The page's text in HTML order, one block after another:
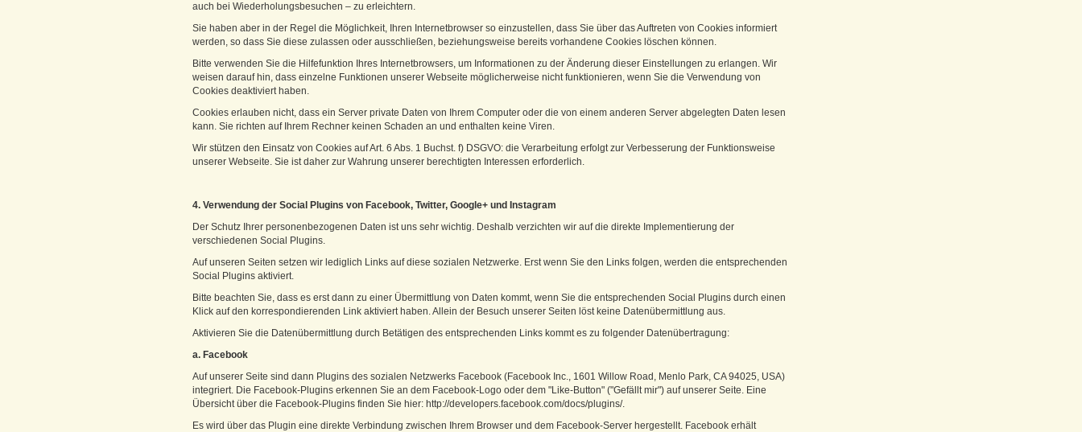
auch bei Wiederholungsbesuchen – zu erleichtern.
Sie haben aber in der Regel die Möglichkeit, Ihren Internetbrowser so einzustellen, dass Sie über das Auftreten von Cookies informiert
werden, so dass Sie diese zulassen oder ausschließen, beziehungsweise bereits vorhandene Cookies löschen können.
Bitte verwenden Sie die Hilfefunktion Ihres Internetbrowsers, um Informationen zu der Änderung dieser Einstellungen zu erlangen. Wir
weisen darauf hin, dass einzelne Funktionen unserer Webseite möglicherweise nicht funktionieren, wenn Sie die Verwendung von
Cookies deaktiviert haben.
Cookies erlauben nicht, dass ein Server private Daten von Ihrem Computer oder die von einem anderen Server abgelegten Daten lesen
kann. Sie richten auf Ihrem Rechner keinen Schaden an und enthalten keine Viren.
Wir stützen den Einsatz von Cookies auf Art. 6 Abs. 1 Buchst. f) DSGVO: die Verarbeitung erfolgt zur Verbesserung der Funktionsweise
unserer Webseite. Sie ist daher zur Wahrung unserer berechtigten Interessen erforderlich.
4. Verwendung der Social Plugins von Facebook, Twitter, Google+ und Instagram
Der Schutz Ihrer personenbezogenen Daten ist uns sehr wichtig. Deshalb verzichten wir auf die direkte Implementierung der
verschiedenen Social Plugins.
Auf unseren Seiten setzen wir lediglich Links auf diese sozialen Netzwerke. Erst wenn Sie den Links folgen, werden die entsprechenden
Social Plugins aktiviert.
Bitte beachten Sie, dass es erst dann zu einer Übermittlung von Daten kommt, wenn Sie die entsprechenden Social Plugins durch einen
Klick auf den korrespondierenden Link aktiviert haben. Allein der Besuch unserer Seiten löst keine Datenübermittlung aus.
Aktivieren Sie die Datenübermittlung durch Betätigen des entsprechenden Links kommt es zu folgender Datenübertragung:
a. Facebook
Auf unserer Seite sind dann Plugins des sozialen Netzwerks Facebook (Facebook Inc., 1601 Willow Road, Menlo Park, CA 94025, USA)
integriert. Die Facebook-Plugins erkennen Sie an dem Facebook-Logo oder dem "Like-Button" ("Gefällt mir") auf unserer Seite. Eine
Übersicht über die Facebook-Plugins finden Sie hier: http://developers.facebook.com/docs/plugins/.
Es wird über das Plugin eine direkte Verbindung zwischen Ihrem Browser und dem Facebook-Server hergestellt. Facebook erhält